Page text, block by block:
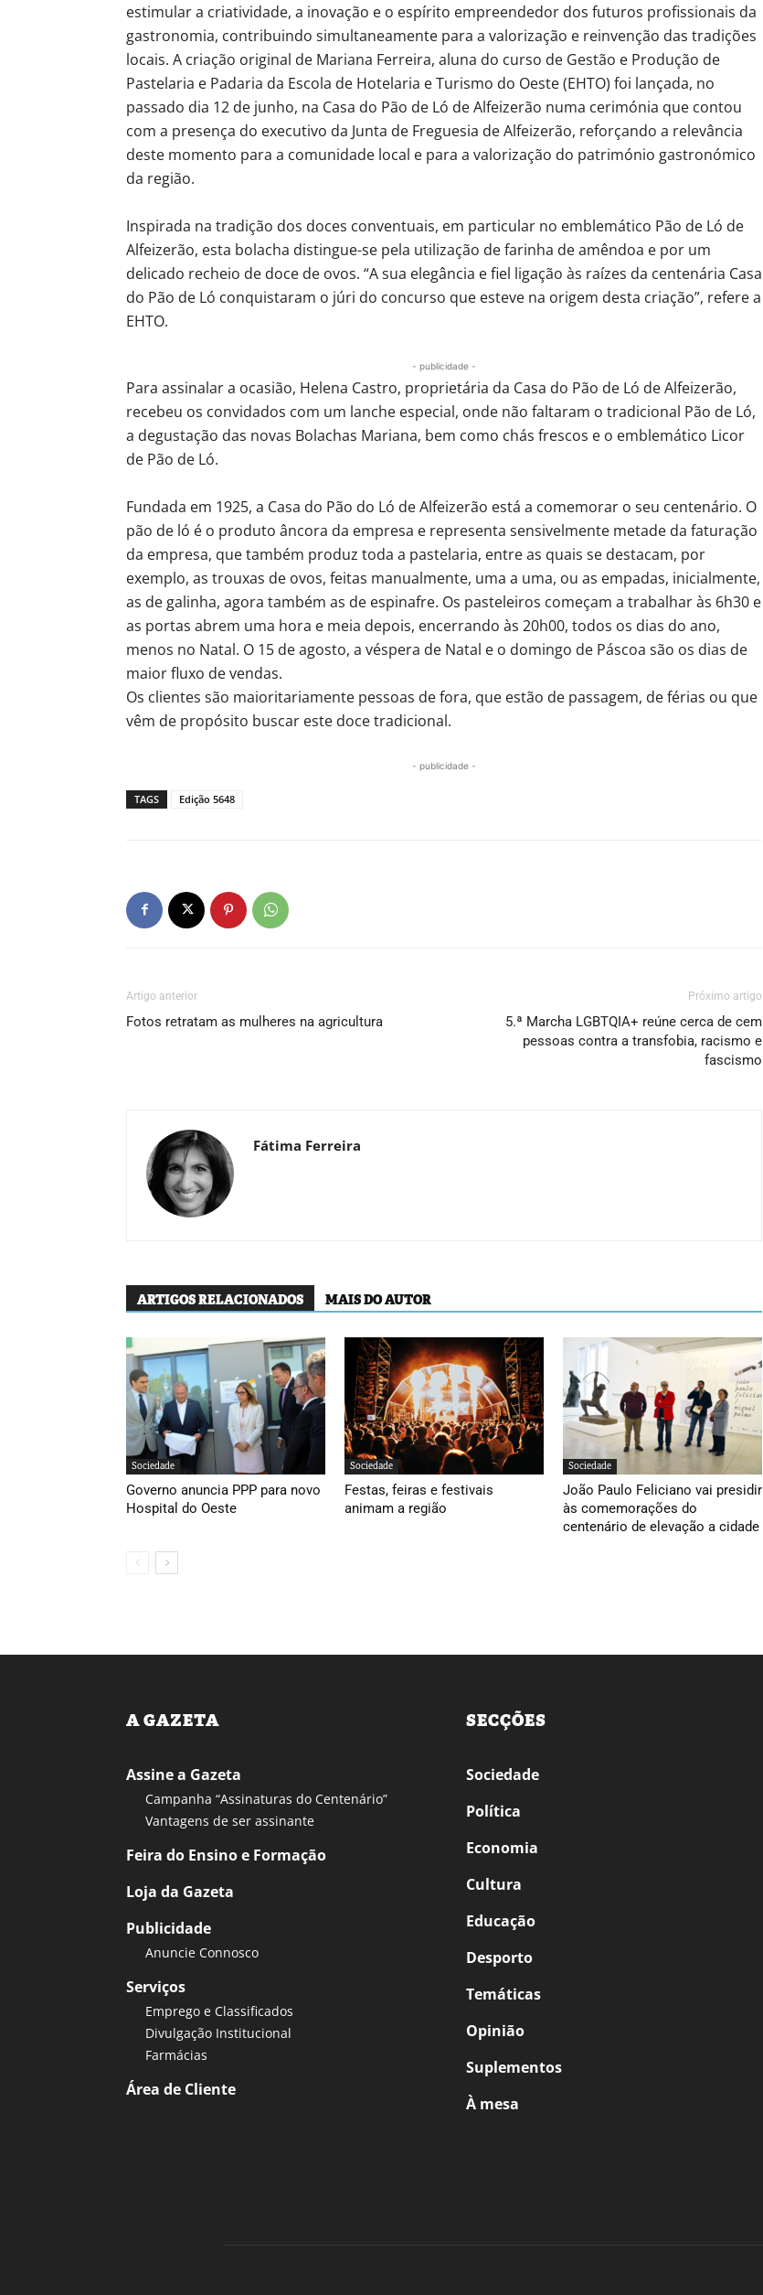
estimular a criatividade, a inovação e o espírito empreendedor dos futuros profissionais da
gastronomia, contribuindo simultaneamente para a valorização e reinvenção das tradições
locais. A criação original de Mariana Ferreira, aluna do curso de Gestão e Produção de
Pastelaria e Padaria da Escola de Hotelaria e Turismo do Oeste (EHTO) foi lançada, no
passado dia 12 de junho, na Casa do Pão de Ló de Alfeizerão numa cerimónia que contou
com a presença do executivo da Junta de Freguesia de Alfeizerão, reforçando a relevância
deste momento para a comunidade local e para a valorização do património gastronómico
da região.
Inspirada na tradição dos doces conventuais, em particular no emblemático Pão de Ló de
Alfeizerão, esta bolacha distingue-se pela utilização de farinha de amêndoa e por um
delicado recheio de doce de ovos. “A sua elegância e fiel ligação às raízes da centenária Casa
do Pão de Ló conquistaram o júri do concurso que esteve na origem desta criação”, refere a
EHTO.
- publicidade -
Para assinalar a ocasião, Helena Castro, proprietária da Casa do Pão de Ló de Alfeizerão,
recebeu os convidados com um lanche especial, onde não faltaram o tradicional Pão de Ló,
a degustação das novas Bolachas Mariana, bem como chás frescos e o emblemático Licor
de Pão de Ló.
Fundada em 1925, a Casa do Pão do Ló de Alfeizerão está a comemorar o seu centenário. O
pão de ló é o produto âncora da empresa e representa sensivelmente metade da faturação
da empresa, que também produz toda a pastelaria, entre as quais se destacam, por
exemplo, as trouxas de ovos, feitas manualmente, uma a uma, ou as empadas, inicialmente,
as de galinha, agora também as de espinafre. Os pasteleiros começam a trabalhar às 6h30 e
as portas abrem uma hora e meia depois, encerrando às 20h00, todos os dias do ano,
menos no Natal. O 15 de agosto, a véspera de Natal e o domingo de Páscoa são os dias de
maior fluxo de vendas.
Os clientes são maioritariamente pessoas de fora, que estão de passagem, de férias ou que
vêm de propósito buscar este doce tradicional.
- publicidade -
TAGS Edição 5648
Artigo anterior
Fotos retratam as mulheres na agricultura
Próximo artigo
5.ª Marcha LGBTQIA+ reúne cerca de cem
pessoas contra a transfobia, racismo e
fascismo
Fátima Ferreira
ARTIGOS RELACIONADOS MAIS DO AUTOR
Sociedade
Governo anuncia PPP para novo
Hospital do Oeste
Sociedade
Festas, feiras e festivais
animam a região
Sociedade
João Paulo Feliciano vai presidir
às comemorações do
centenário de elevação a cidade
A GAZETA
Assine a Gazeta
Campanha “Assinaturas do Centenário”
Vantagens de ser assinante
Feira do Ensino e Formação
Loja da Gazeta
Publicidade
Anuncie Connosco
Serviços
Emprego e Classificados
Divulgação Institucional
Farmácias
Área de Cliente
SECÇÕES
Sociedade
Política
Economia
Cultura
Educação
Desporto
Temáticas
Opinião
Suplementos
À mesa